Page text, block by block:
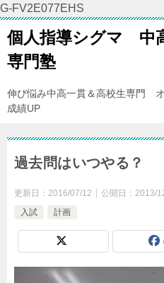
G-FV2E077EHS
個人指導シグマ 中
専門塾
伸び悩み中高一貫＆高校生専門
成績UP
過去問はいつやる？
更新日： 2016/07/12 公開日： 2013/
入試
計画